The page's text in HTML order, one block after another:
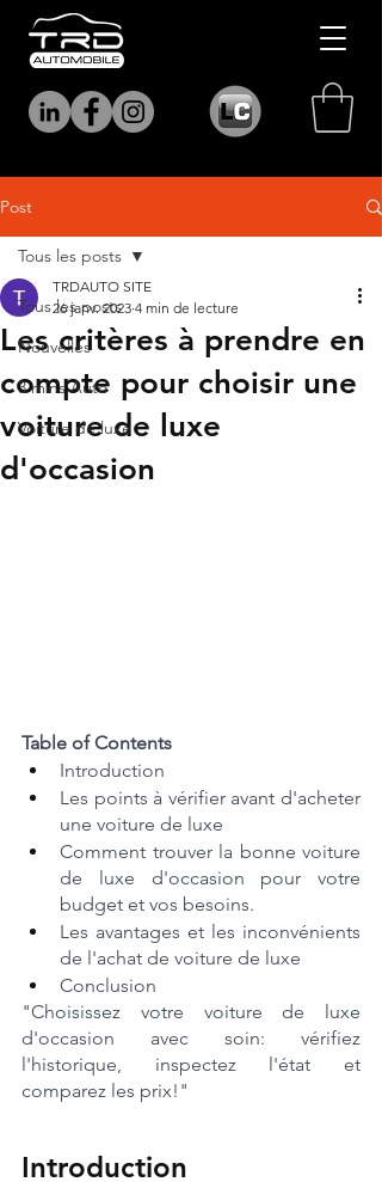
Post
Tous les posts
Nouvelles
3 mins Auto
Voiture de luxe
Tous les posts
Les critères à prendre en
compte pour choisir une
voiture de luxe
d'occasion
TRDAUTO SITE
26 janv. 2023 4 min de lecture
Table of Contents
Introduction
Les points à vérifier avant d'acheter
une voiture de luxe
Comment trouver la bonne voiture
de luxe d'occasion pour votre
budget et vos besoins.
Les avantages et les inconvénients
de l'achat de voiture de luxe
Conclusion
"Choisissez votre voiture de luxe
d'occasion avec soin: vérifiez
l'historique, inspectez l'état et
comparez les prix!"
Introduction